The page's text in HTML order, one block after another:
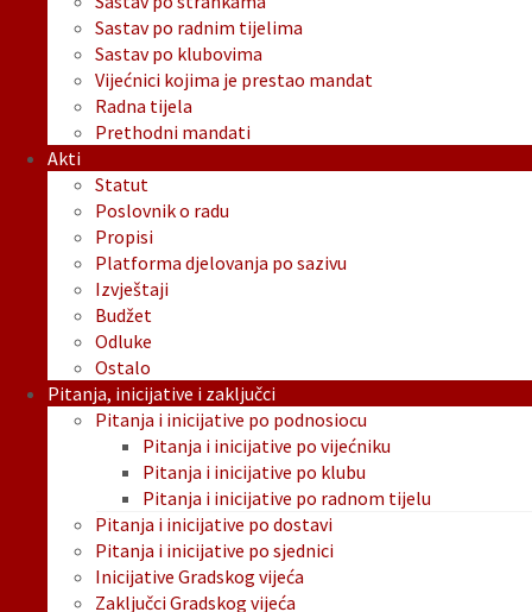
Sastav po radnim tijelima
Sastav po klubovima
Vijećnici kojima je prestao mandat
Radna tijela
Prethodni mandati
Akti
Statut
Poslovnik o radu
Propisi
Platforma djelovanja po sazivu
Izvještaji
Budžet
Odluke
Ostalo
Pitanja, inicijative i zaključci
Pitanja i inicijative po podnosiocu
Pitanja i inicijative po vijećniku
Pitanja i inicijative po klubu
Pitanja i inicijative po radnom tijelu
Pitanja i inicijative po dostavi
Pitanja i inicijative po sjednici
Inicijative Gradskog vijeća
Zaključci Gradskog vijeća